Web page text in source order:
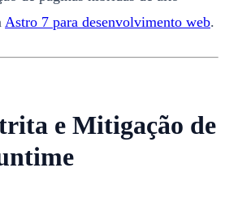
Astro 7 para desenvolvimento web.
e Mitigação de